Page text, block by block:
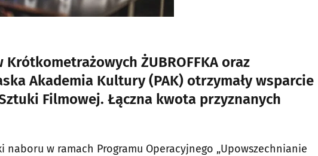
ŻUBROFFKA oraz
Akademia Kultury (PAK) otrzymały wsparcie
Filmowej. Łączna kwota przyznanych
naboru w ramach Programu Operacyjnego „Upowszechnianie